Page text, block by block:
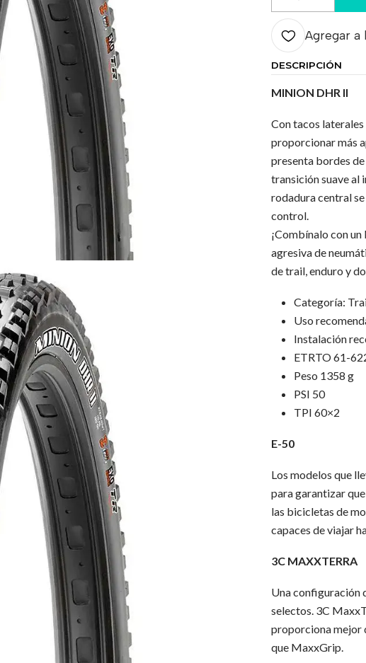
Agregar a
DESCRIPCIÓN
MINION DHR II
Con tacos
proporcionar más
presenta bordes
transición suave al
rodadura central
control.
¡Combínalo con
agresiva de
de trail, enduro y
Categoría:
Uso
Instalación
ETRTO 61-
Peso 1358 g
PSI 50
TPI 60×2
E-50
Los modelos que
para garantizar
las bicicletas de
capaces de viajar
3C MAXXTERRA
Una configuración
selectos. 3C
proporciona mejor
que MaxxGrip.